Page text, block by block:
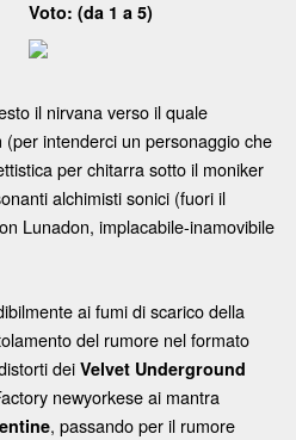
Voto: (da 1 a 5)
il nirvana verso il quale
intenderci un personaggio che
per chitarra sotto il moniker
alchimisti sonici (fuori il
Lunadon, implacabile-inamovibile
ai fumi di scarico della
del rumore nel formato
dei Velvet Underground
newyorkese ai mantra
, passando per il rumore